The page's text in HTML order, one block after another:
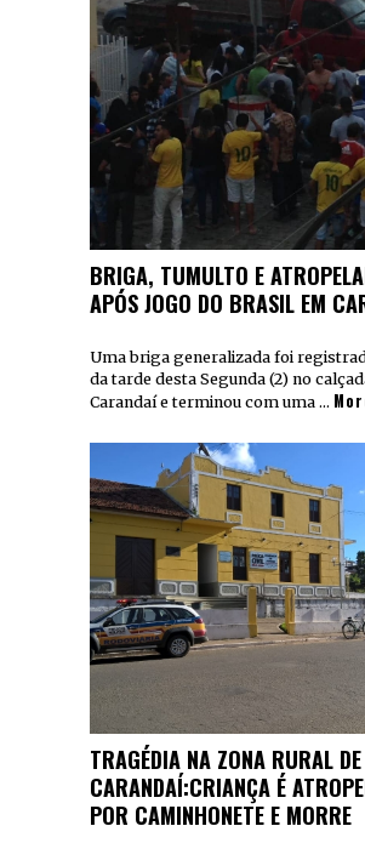
BRIGA, TUMULTO E
APÓS JOGO DO BRASIL EM
Uma briga generalizada foi
da tarde desta Segunda (2) no
Carandaí e terminou com uma …
TRAGÉDIA NA ZONA RURAL DE
CARANDAÍ:CRIANÇA É
POR CAMINHONETE E MORRE